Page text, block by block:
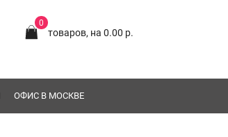
0
товаров, на 0.00 р.
ОФИС В МОСКВЕ